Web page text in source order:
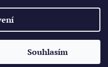
Souhlasím
cookies